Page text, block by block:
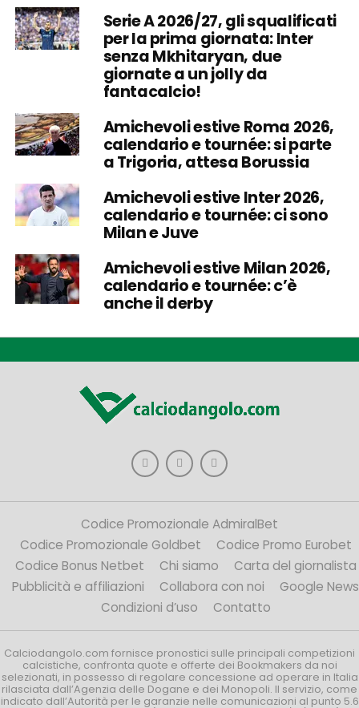
Serie A 2026/27, gli squalificati
per la prima giornata: Inter
senza Mkhitaryan, due
giornate a un jolly da
fantacalcio!
Amichevoli estive Roma 2026,
calendario e tournée: si parte
a Trigoria, attesa Borussia
Amichevoli estive Inter 2026,
calendario e tournée: ci sono
Milan e Juve
Amichevoli estive Milan 2026,
calendario e tournée: c’è
anche il derby
Codice Promozionale AdmiralBet
Codice Promozionale Goldbet
Codice Promo Eurobet
Codice Bonus Netbet
Chi siamo
Carta del giornalista
Pubblicità e affiliazioni
Collabora con noi
Google News
Condizioni d’uso
Contatto
Calciodangolo.com fornisce pronostici sulle principali competizioni
calcistiche, confronta quote e offerte dei Bookmakers da noi
selezionati, in possesso di regolare concessione ad operare in Italia
rilasciata dall’Agenzia delle Dogane e dei Monopoli. Il servizio, come
indicato dall’Autorità per le garanzie nelle comunicazioni al punto 5.6